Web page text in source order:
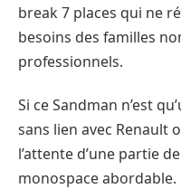
break 7 places qui ne
besoins des familles
professionnels.
Si ce Sandman n’est
sans lien avec Renault
l’attente d’une partie
monospace